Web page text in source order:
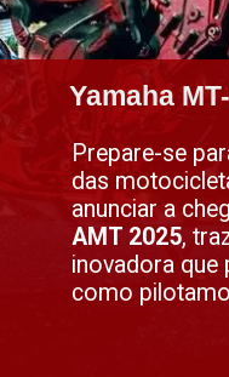
Yamaha
Yamaha
Prepare-se
das
anunciar a
AMT 2025,
inovadora
como